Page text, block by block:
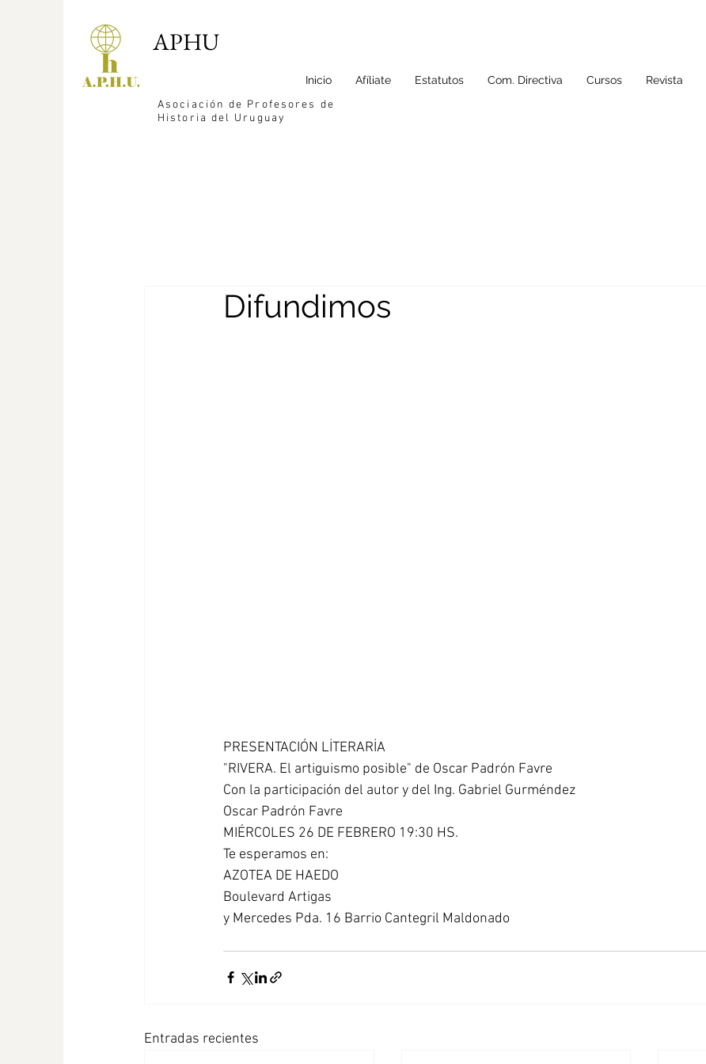
APHU
Asociación de Profesores de
Historia del Uruguay
Inicio Afíliate Estatutos Com. Directiva Cursos Revista
Difundimos
PRESENTACIÓN LİTERARİA
"RIVERA. El artiguismo posible" de Oscar Padrón Favre
Con la participación del autor y del Ing. Gabriel Gurméndez
Oscar Padrón Favre
MIÉRCOLES 26 DE FEBRERO 19:30 HS.
Te esperamos en:
AZOTEA DE HAEDO
Boulevard Artigas
y Mercedes Pda. 16 Barrio Cantegril Maldonado
Entradas recientes